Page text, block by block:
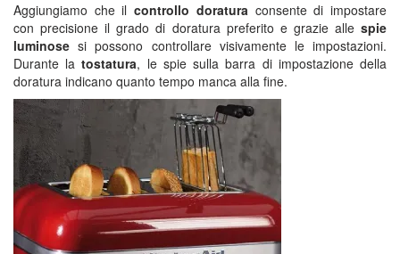
Aggiungiamo che ilcontrollo doraturaconsente di impostare
con precisione il grado di doratura preferito e grazie alle spie
luminose si possono controllare visivamente le impostazioni.
Durante latostatura, le spie sulla barra di impostazione della
doratura indicano quanto tempo manca alla fine.